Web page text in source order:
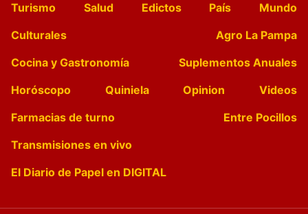
Turismo
Salud Edictos País
Mundo
Culturales
Agro La Pampa
Cocina y Gastronomía
Suplementos Anuales
Horóscopo
Quiniela Opinion
Videos
Farmacias de turno
Entre Pocillos
Transmisiones en vivo
El Diario de Papel en DIGITAL